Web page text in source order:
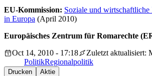
EU-Kommission: Soziale und wirtschaftliche
in Europa (April 2010)
Europäisches Zentrum für Romarechte
Oct 14, 2010 - 17:18
Zuletzt aktualisiert:
PolitikRegionalpolitik
Drucken Aktie